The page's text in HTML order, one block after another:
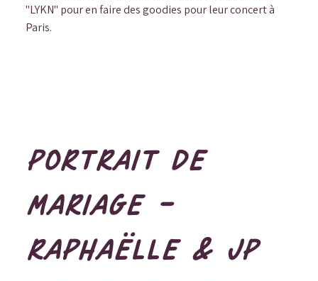
"LYKN" pour en faire des goodies pour leur concert à
Paris.
PORTRAIT DE
MARIAGE -
RAPHAËLLE & JP